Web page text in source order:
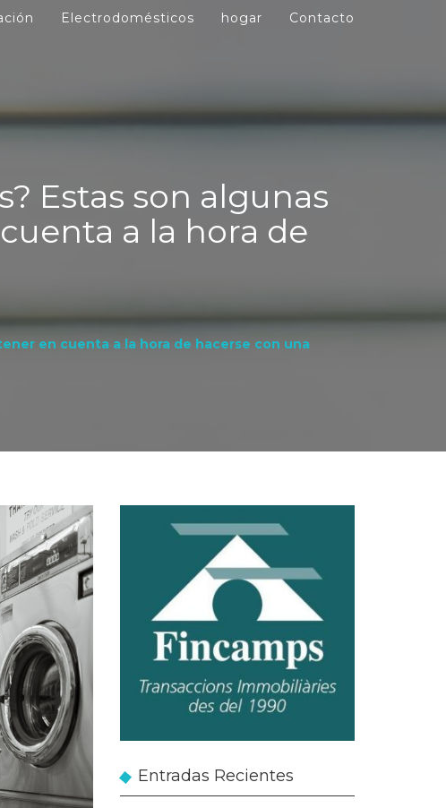
Electrodomésticos hogar Contacto
Estas son algunas
a la hora de
en cuenta a la hora de hacerse con una
Entradas Recientes